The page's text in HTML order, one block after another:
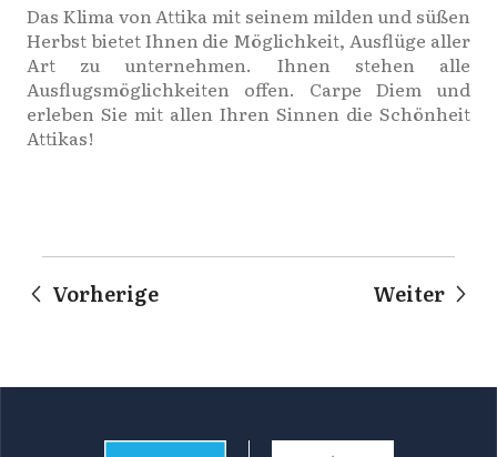
Das Klima von Attika mit seinem milden und süßen
Herbst bietet Ihnen die Möglichkeit, Ausflüge aller
Art zu unternehmen. Ihnen stehen alle
Ausflugsmöglichkeiten offen. Carpe Diem und
erleben Sie mit allen Ihren Sinnen die Schönheit
Attikas!
Vorherige Weiter